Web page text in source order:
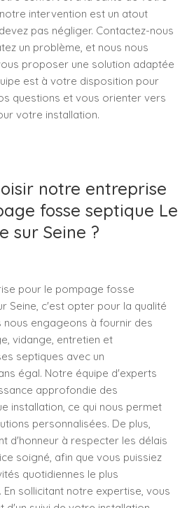
intervention est un atout
pas négliger. Contactez-nous
un problème, et nous nous
proposer une solution adaptée
est à votre disposition pour
questions et vous orienter vers
votre installation.
notre entreprise
fosse septique Le
sur Seine ?
pour le pompage fosse
Seine, c'est opter pour la qualité
nous engageons à fournir des
vidange, entretien et
septiques avec un
égal. Notre équipe d'experts
approfondie des
installation, ce qui nous permet
personnalisées. De plus,
d'honneur à respecter les délais
soigné, afin que vous puissiez
quotidiennes le plus
sollicitant notre expertise, vous